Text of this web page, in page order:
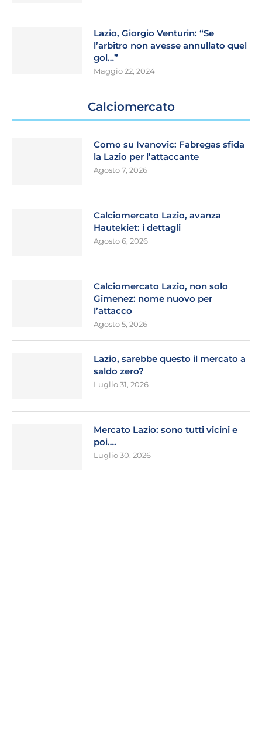
Lazio, Giorgio Venturin: “Se
l’arbitro non avesse annullato quel
gol…”
Maggio 22, 2024
Calciomercato
Como su Ivanovic: Fabregas sfida
la Lazio per l’attaccante
Agosto 7, 2026
Calciomercato Lazio, avanza
Hautekiet: i dettagli
Agosto 6, 2026
Calciomercato Lazio, non solo
Gimenez: nome nuovo per
l’attacco
Agosto 5, 2026
Lazio, sarebbe questo il mercato a
saldo zero?
Luglio 31, 2026
Mercato Lazio: sono tutti vicini e
poi….
Luglio 30, 2026